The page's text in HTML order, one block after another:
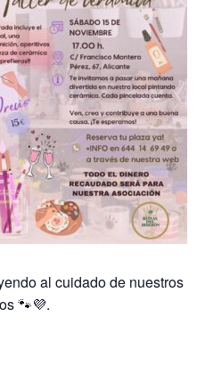
al cuidado de nuestros
🐾💜.